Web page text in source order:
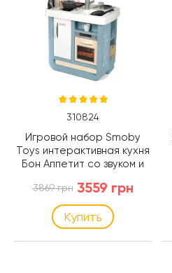
310824
Игровой набор Smoby
Toys интерактивная кухня
Бон Аппетит со звуком и
3869 грн 3559 грн
Купить